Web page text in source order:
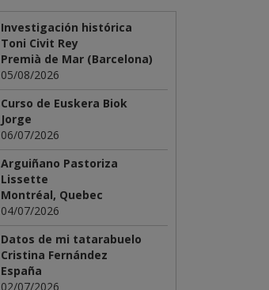
Investigación histórica
Toni Civit Rey
Premià de Mar (Barcelona)
05/08/2026
Curso de Euskera Biok
Jorge
06/07/2026
Arguiñano Pastoriza
Lissette
Montréal, Quebec
04/07/2026
Datos de mi tatarabuelo
Cristina Fernández
España
02/07/2026